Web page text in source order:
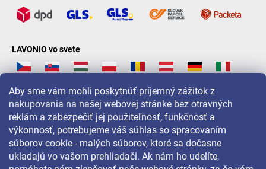
Aby sme vám mohli poskytnúť príjemný zážitok z
nakupovania na našej webovej stránke bez otravných
reklám a zabezpečiť jej použiteľnosť, funkčnosť a
výkonnosť, potrebujeme váš súhlas so spracovaním
súborov cookie - malých súborov, ktoré sa dočasne
ukladajú vo vašom prehliadači. Ak nám ho udelíte,
LAVONIO vo svete
Pre akcie, súťaže a zľavy nás sledujte na: